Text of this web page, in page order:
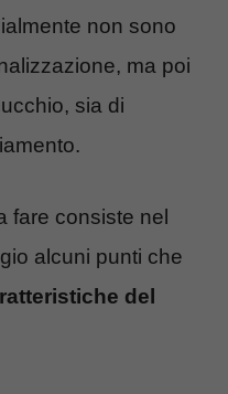
non sono
ma poi
sia di
fare consiste nel
alcuni punti che
del